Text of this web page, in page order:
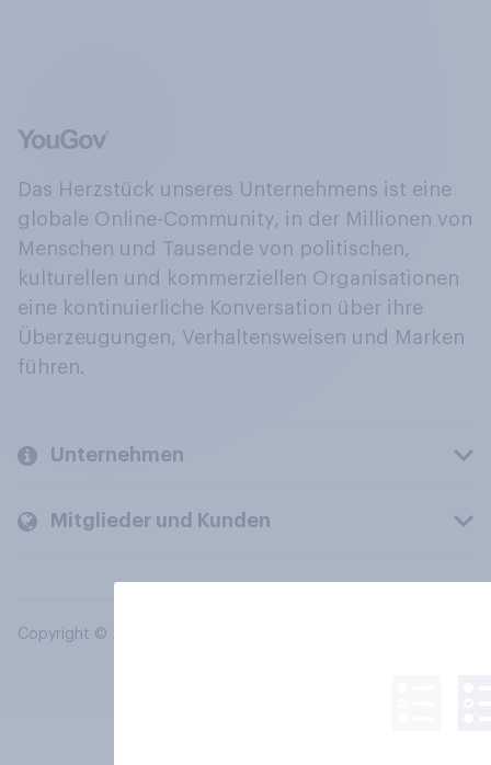
Das Herzstück unseres Unternehmens ist eine
globale Online-Community, in der Millionen von
Menschen und Tausende von politischen,
kulturellen und kommerziellen Organisationen
eine kontinuierliche Konversation über ihre
Überzeugungen, Verhaltensweisen und Marken
führen.
Unternehmen
Mitglieder und Kunden
Copyright © 2026 YouGov PLC. Alle Rechte vorbehalten.